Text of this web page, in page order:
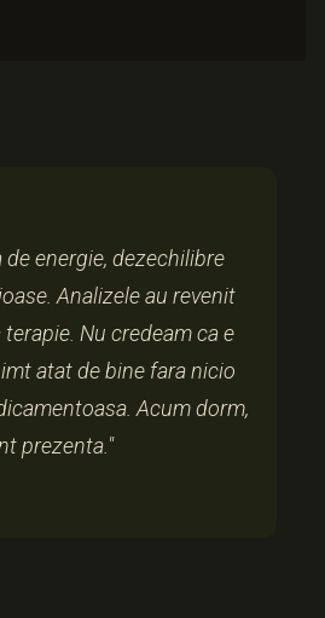
de energie, dezechilibre
Analizele au revenit
Nu credeam ca e
atat de bine fara nicio
Acum dorm,
prezenta."